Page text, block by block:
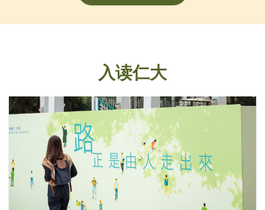
入读仁大